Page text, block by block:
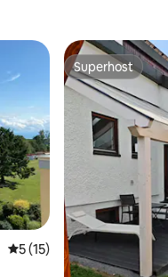
Gemiddelde beoordeling
5 (15)
Superhost
Superhost